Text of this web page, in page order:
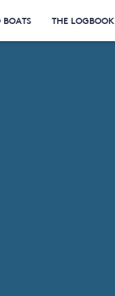
BOATS THE LOGBOOK